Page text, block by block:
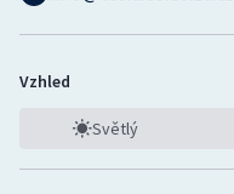
Vzhled
Světlý